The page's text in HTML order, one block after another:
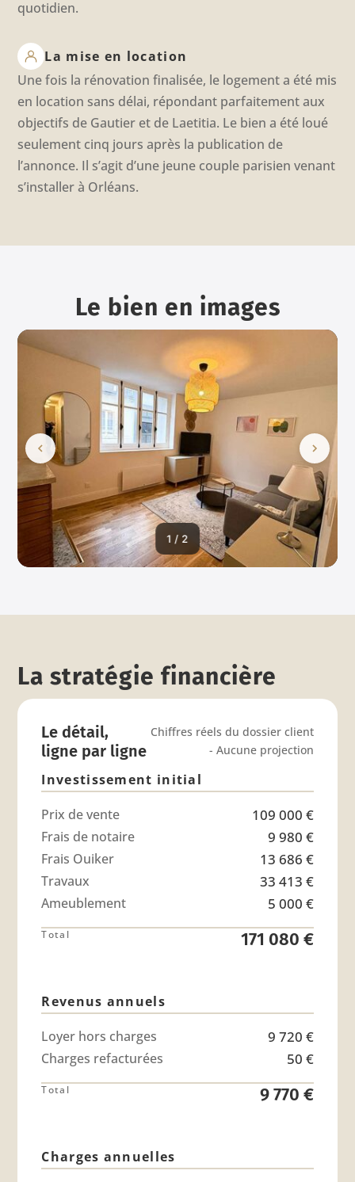
quotidien.
La mise en location
Une fois la rénovation finalisée, le logement a été mis
en location sans délai, répondant parfaitement aux
objectifs de Gautier et de Laetitia. Le bien a été loué
seulement cinq jours après la publication de
l’annonce. Il s’agit d’une jeune couple parisien venant
s’installer à Orléans.
Le bien en images
1 / 2
La stratégie financière
Le détail,
ligne par ligne
Chiffres réels du dossier client
- Aucune projection
Investissement initial
Prix de vente
109 000 €
Frais de notaire 9 980 €
Frais Ouiker 13 686 €
Travaux 33 413 €
Ameublement 5 000 €
Total 171 080 €
Revenus annuels
Loyer hors charges
9 720 €
Charges refacturées 50 €
Total 9 770 €
Charges annuelles